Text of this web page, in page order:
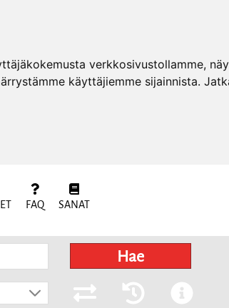
verkkosivustollamme,
käyttäjiemme sijainnista.
FAQ SANAT
Hae